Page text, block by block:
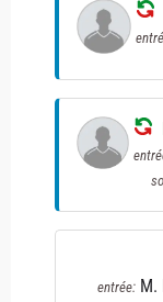
entrée: M.